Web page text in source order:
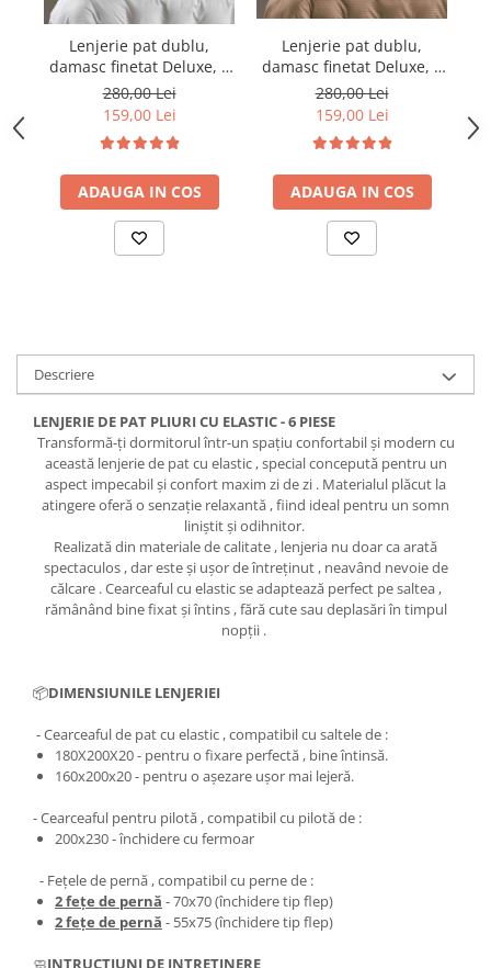
Lenjerie pat dublu,
damasc finetat Deluxe, 6
piese, cearceaf pat cu
elastic, Alb
280,00 Lei
159,00 Lei
ADAUGA IN COS
Lenjerie pat dublu,
damasc finetat Deluxe, 6
piese, cearceaf pat cu
elastic, Maro
280,00 Lei
159,00 Lei
ADAUGA IN COS
Descriere
LENJERIE DE PAT PLIURI CU ELASTIC - 6 PIESE
Transformă-ți dormitorul într-un spațiu confortabil și modern cu
această lenjerie de pat cu elastic , special concepută pentru un
aspect impecabil și confort maxim zi de zi . Materialul plăcut la
atingere oferă o senzație relaxantă , fiind ideal pentru un somn
liniștit și odihnitor.
Realizată din materiale de calitate , lenjeria nu doar ca arată
spectaculos , dar este și ușor de întreținut , neavând nevoie de
călcare . Cearceaful cu elastic se adaptează perfect pe saltea ,
rămânând bine fixat și întins , fără cute sau deplasări în timpul
nopții .
📦DIMENSIUNILE LENJERIEI
- Cearceaful de pat cu elastic , compatibil cu saltele de :
180X200X20 - pentru o fixare perfectă , bine întinsă.
​​​​160x200x20 - pentru o așezare ușor mai lejeră.
- Cearceaful pentru pilotă , compatibil cu pilotă de :
200x230 - închidere cu fermoar
- Fețele de pernă , compatibil cu perne de :
2 fețe de pernă - 70x70 (închidere tip flep)
2 fețe de pernă - 55x75 (închidere tip flep)
🧼INTRUCTIUNI DE INTREȚINERE